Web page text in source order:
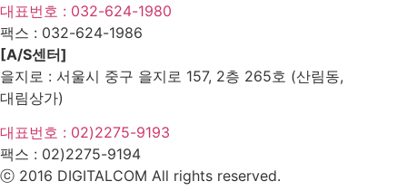
대표번호 : 032-624-1980
팩스 : 032-624-1986
[A/S센터]
을지로 : 서울시 중구 을지로 157, 2층 265호 (산림동,
대림상가)
대표번호 : 02)2275-9193
팩스 : 02)2275-9194​
ⓒ 2016 DIGITALCOM All rights reserved.